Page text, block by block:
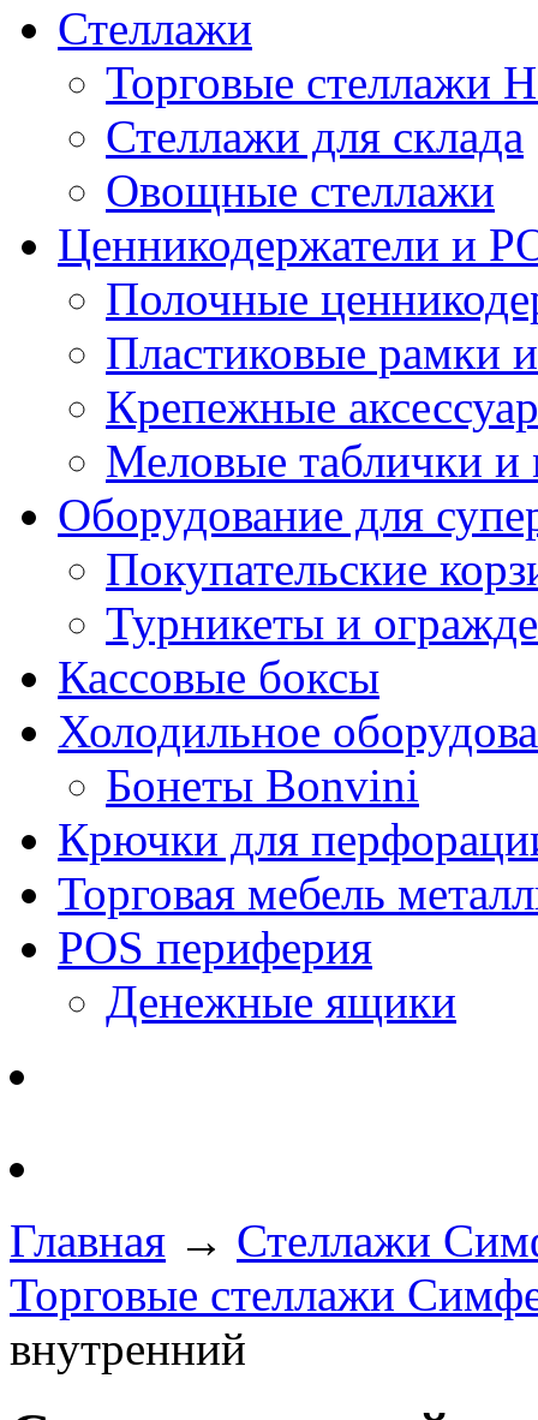
Стеллажи
Торговые стеллажи
Стеллажи для склада
Овощные стеллажи
Ценникодержатели и
Полочные
Пластиковые рамки
Крепежные
Меловые таблички и
Оборудование для
Покупательские
Турникеты и
Кассовые боксы
Холодильное
Бонеты Bonvini
Крючки для
Торговая мебель
POS периферия
Денежные ящики
Главная → Стеллажи
Торговые стеллажи
внутренний